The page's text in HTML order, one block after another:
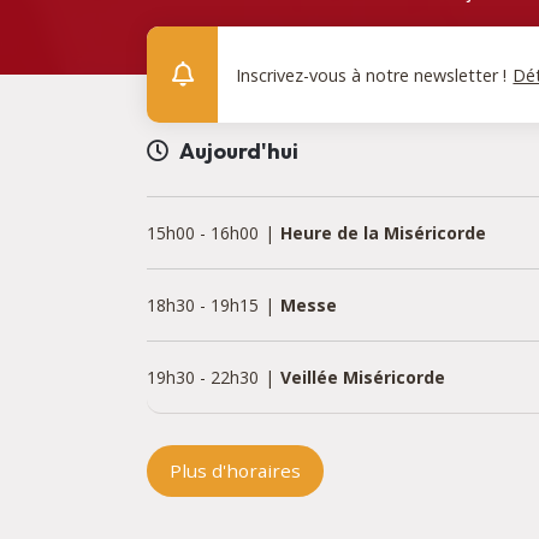
Inscrivez-vous à notre newsletter !
Aujourd'hui
15h00 - 16h00 Heure de la Miséricorde
18h30 - 19h15 Messe
19h30 - 22h30 Veillée Miséricorde
Plus d'horaires